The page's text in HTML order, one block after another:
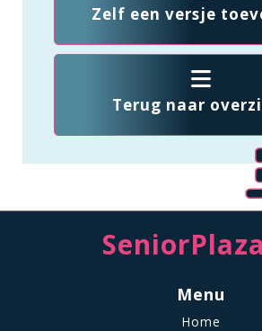
Zelf een versje
Terug naar
Menu
Home